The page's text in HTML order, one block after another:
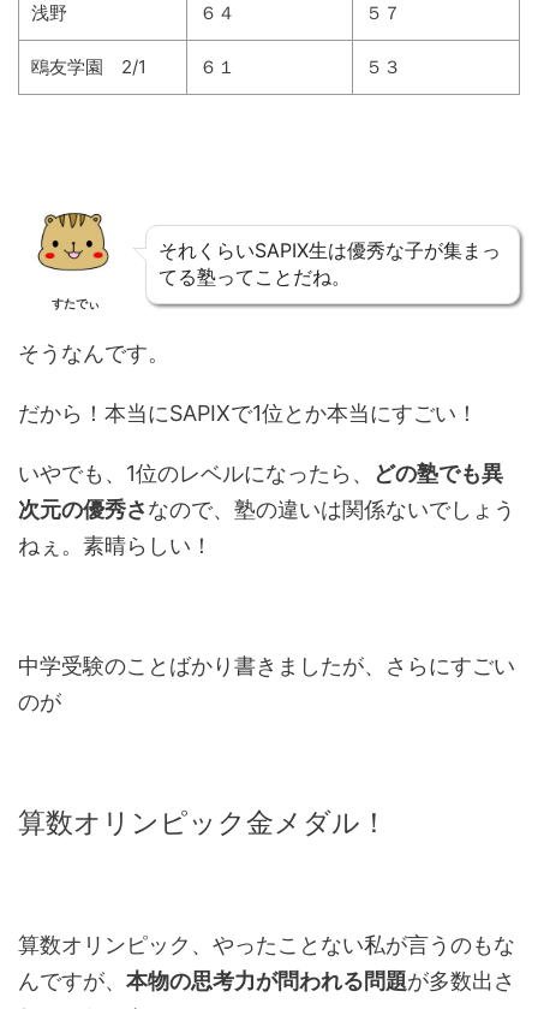
浅野 ６４ ５７
鴎友学園 2/1 ６１ ５３
すたでぃ
それくらいSAPIX生は優秀な子が集まっ
てる塾ってことだね。
そうなんです。
だから！本当にSAPIXで1位とか本当にすごい！
いやでも、1位のレベルになったら、
どの塾でも異
次元の優秀さなので、塾の違いは関係ないでしょう
ねぇ。素晴らしい！
中学受験のことばかり書きましたが、さらにすごい
のが
算数オリンピック金メダル！
算数オリンピック、やったことない私が言うのもな
んですが、 本物の思考力が問われる問題が多数出さ